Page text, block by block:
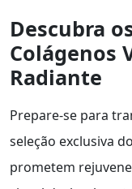
Descubra
Colágenos
Radiante
Prepare-se para
seleção exclusiva
prometem